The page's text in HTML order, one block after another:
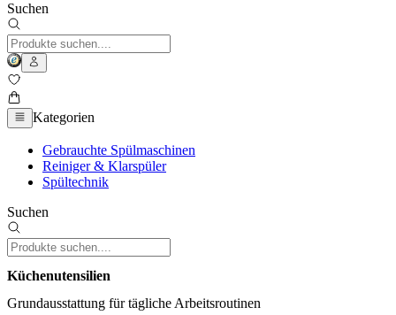
Suchen
Kategorien
Gebrauchte Spülmaschinen
Reiniger & Klarspüler
Spültechnik
Suchen
Küchenutensilien
Grundausstattung für tägliche Arbeitsroutinen